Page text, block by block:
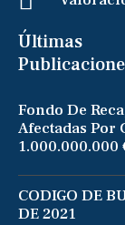
Últimas
Fondo De
Afectadas Por
1.000.000.000
CODIGO DE
DE 2021